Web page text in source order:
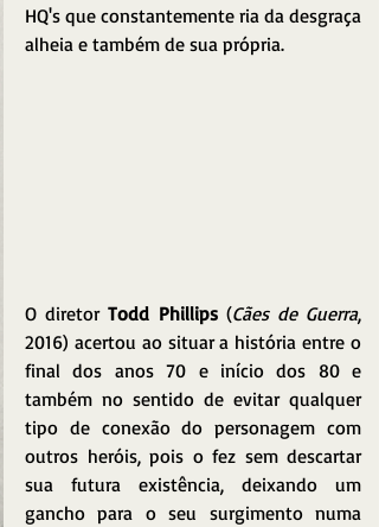
HQ's que constantemente ria da desgraça
alheia e também de sua própria.
O diretor Todd Phillips (Cães de Guerra,
2016) acertou ao situar a história entre o
final dos anos 70 e início dos 80 e
também no sentido de evitar qualquer
tipo de conexão do personagem com
outros heróis, pois o fez sem descartar
sua futura existência, deixando um
gancho para o seu surgimento numa